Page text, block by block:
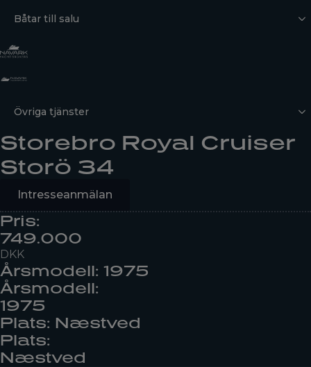
Båtar till salu
Övriga tjänster
Storebro Royal Cruiser
Storö 34
Intresseanmälan
Pris:
749.000
DKK
Årsmodell: 1975
Årsmodell:
1975
Plats: Næstved
Plats:
Næstved